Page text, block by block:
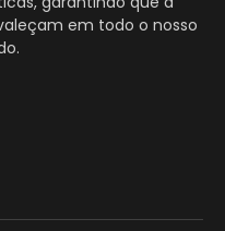
em todo o nosso